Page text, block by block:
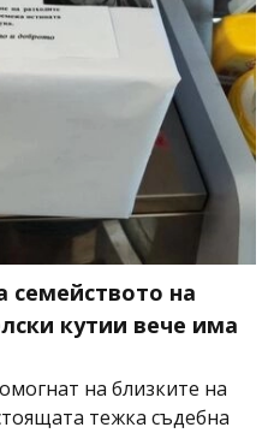
семейството на
кутии вече има
на близките на
тежка съдебна